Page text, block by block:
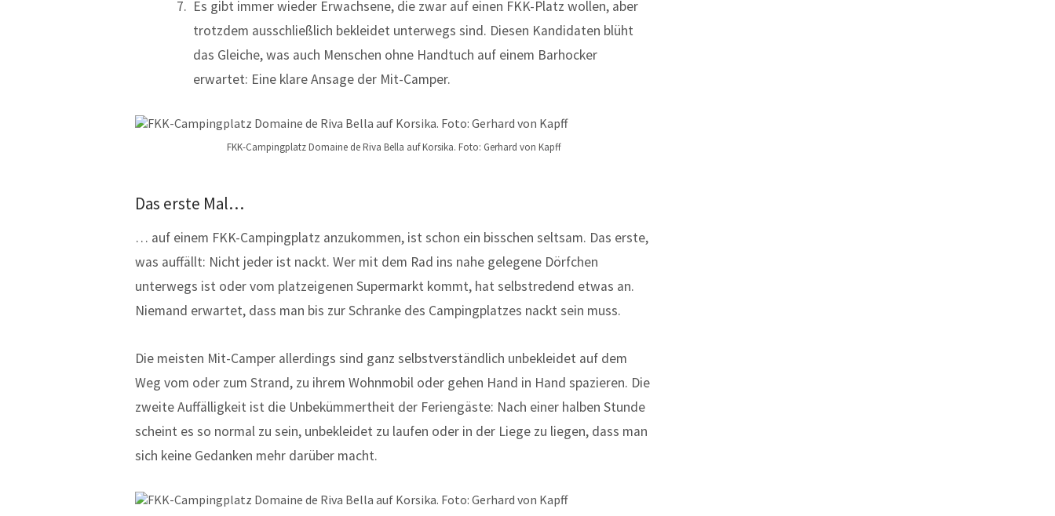
Es gibt immer wieder Erwachsene, die zwar auf einen FKK-Platz wollen, aber
trotzdem ausschließlich bekleidet unterwegs sind. Diesen Kandidaten blüht
das Gleiche, was auch Menschen ohne Handtuch auf einem Barhocker
erwartet: Eine klare Ansage der Mit-Camper.
FKK-Campingplatz Domaine de Riva Bella auf Korsika. Foto: Gerhard von Kapff
Das erste Mal…
… auf einem FKK-Campingplatz anzukommen, ist schon ein bisschen seltsam. Das erste,
was auffällt: Nicht jeder ist nackt. Wer mit dem Rad ins nahe gelegene Dörfchen
unterwegs ist oder vom platzeigenen Supermarkt kommt, hat selbstredend etwas an.
Niemand erwartet, dass man bis zur Schranke des Campingplatzes nackt sein muss.
Die meisten Mit-Camper allerdings sind ganz selbstverständlich unbekleidet auf dem
Weg vom oder zum Strand, zu ihrem Wohnmobil oder gehen Hand in Hand spazieren. Die
zweite Auffälligkeit ist die Unbekümmertheit der Feriengäste: Nach einer halben Stunde
scheint es so normal zu sein, unbekleidet zu laufen oder in der Liege zu liegen, dass man
sich keine Gedanken mehr darüber macht.